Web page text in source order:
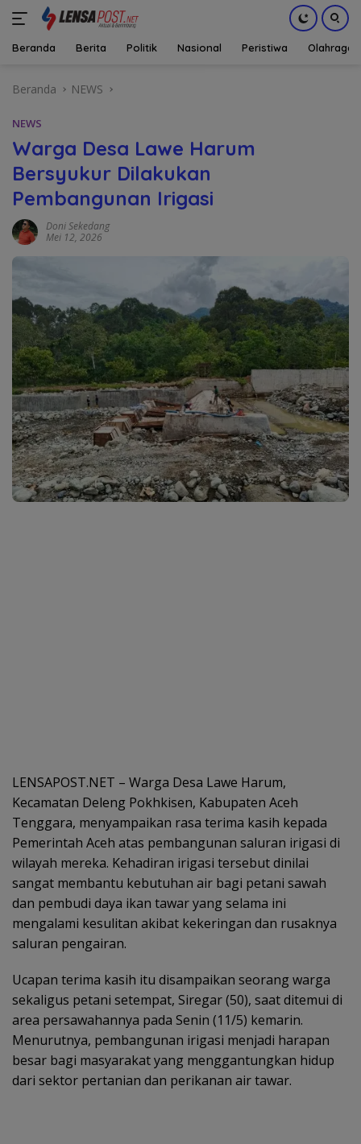
Beranda Berita Politik Nasional Peristiwa Olahraga
Beranda NEWS
NEWS
Warga Desa Lawe Harum
Bersyukur Dilakukan
Pembangunan Irigasi
Doni Sekedang
Mei 12, 2026
LENSAPOST.NET – Warga Desa Lawe Harum,
Kecamatan Deleng Pokhkisen, Kabupaten Aceh
Tenggara, menyampaikan rasa terima kasih kepada
Pemerintah Aceh atas pembangunan saluran irigasi di
wilayah mereka. Kehadiran irigasi tersebut dinilai
sangat membantu kebutuhan air bagi petani sawah
dan pembudi daya ikan tawar yang selama ini
mengalami kesulitan akibat kekeringan dan rusaknya
saluran pengairan.
Ucapan terima kasih itu disampaikan seorang warga
sekaligus petani setempat, Siregar (50), saat ditemui di
area persawahannya pada Senin (11/5) kemarin.
Menurutnya, pembangunan irigasi menjadi harapan
besar bagi masyarakat yang menggantungkan hidup
dari sektor pertanian dan perikanan air tawar.